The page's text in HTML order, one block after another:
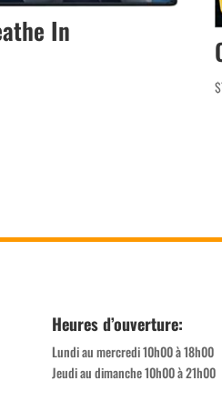
In
$
Heures d’ouverture:
Lundi au mercredi 10h00 à 18h00
Jeudi au dimanche 10h00 à 21h00